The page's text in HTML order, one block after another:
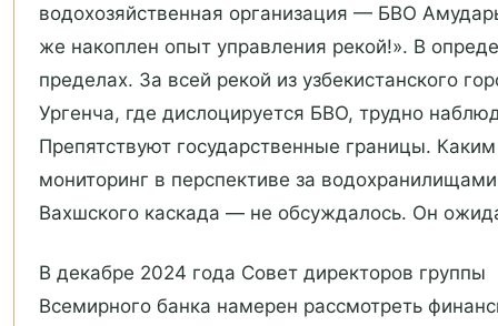
водохозяйственная организация — БВО
же накоплен опыт управления рекой!». В
пределах. За всей рекой из узбекистанского
Ургенча, где дислоцируется БВО, трудно
Препятствуют государственные границы.
мониторинг в перспективе за водохранилищами
Вахшского каскада — не обсуждалось. Он
В декабре 2024 года Совет директоров группы
Всемирного банка намерен рассмотреть